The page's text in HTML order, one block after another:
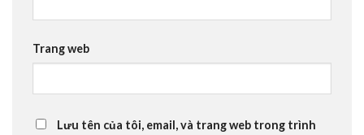
Trang web
Lưu tên của tôi, email, và trang web trong trình